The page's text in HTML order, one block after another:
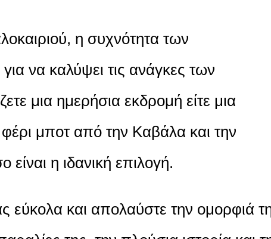
η συχνότητα των
να καλύψει τις ανάγκες των
μια ημερήσια εκδρομή είτε μια
μποτ από την Καβάλα και την
η ιδανική επιλογή.
εύκολα και απολαύστε την ομορφιά